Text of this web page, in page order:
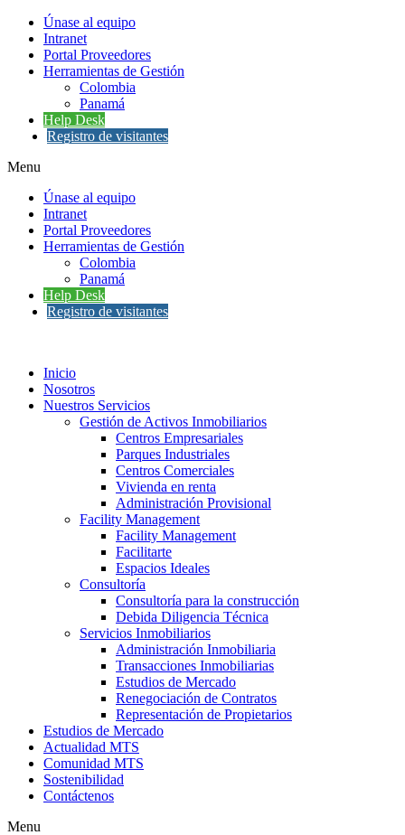
Únase al equipo
Intranet
Portal Proveedores
Herramientas de Gestión
Colombia
Panamá
Help Desk
Registro de visitantes
Menu
Únase al equipo
Intranet
Portal Proveedores
Herramientas de Gestión
Colombia
Panamá
Help Desk
Registro de visitantes
Inicio
Nosotros
Nuestros Servicios
Gestión de Activos Inmobiliarios
Centros Empresariales
Parques Industriales
Centros Comerciales
Vivienda en renta
Administración Provisional
Facility Management
Facility Management
Facilitarte
Espacios Ideales
Consultoría
Consultoría para la construcción
Debida Diligencia Técnica
Servicios Inmobiliarios
Administración Inmobiliaria
Transacciones Inmobiliarias
Estudios de Mercado
Renegociación de Contratos
Representación de Propietarios
Estudios de Mercado
Actualidad MTS
Comunidad MTS
Sostenibilidad
Contáctenos
Menu